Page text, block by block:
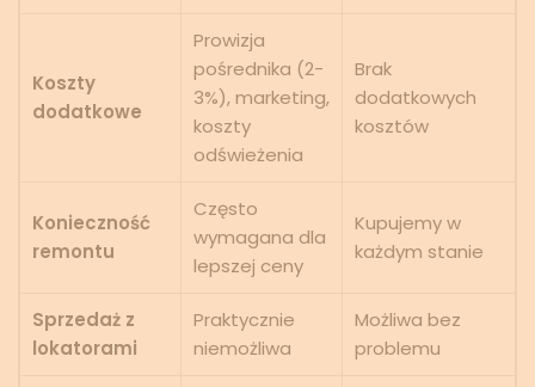
Koszty
dodatkowe
Prowizja
pośrednika (2-
3%), marketing,
koszty
odświeżenia
Brak
dodatkowych
kosztów
Konieczność
remontu
Często
wymagana dla
lepszej ceny
Kupujemy w
każdym stanie
Sprzedaż z
lokatorami
Praktycznie
niemożliwa
Możliwa bez
problemu